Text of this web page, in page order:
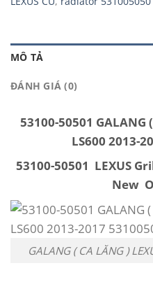
MÔ TẢ
ĐÁNH GIÁ (0)
53100-50501 GALANG
LS600 2013-
53100-50501 LEXUS
New
GALANG ( CA LĂNG )